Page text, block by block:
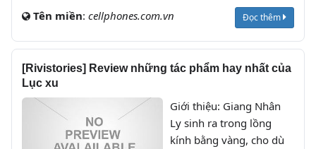
Tên miền: cellphones.com.vn Đọc thêm
[Rivistories] Review những tác phẩm hay nhất của
Lục xu
Giới thiệu: Giang Nhân
Ly sinh ra trong lồng
kính bằng vàng, cho dù